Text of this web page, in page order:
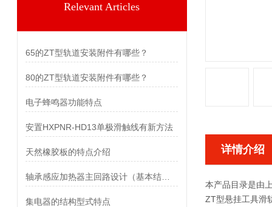
Relevant Articles
65的ZT型轨道安装附件有哪些？
80的ZT型轨道安装附件有哪些？
电子蜂鸣器功能特点
安置HXPNR-HD13单极滑触线有新方法
天然橡胶板的特点介绍
集电器的结构型式特点
详情介绍
本产品目录是由
ZT型悬挂工具滑